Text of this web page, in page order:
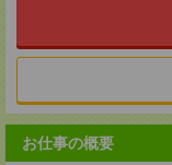
お仕事の概要